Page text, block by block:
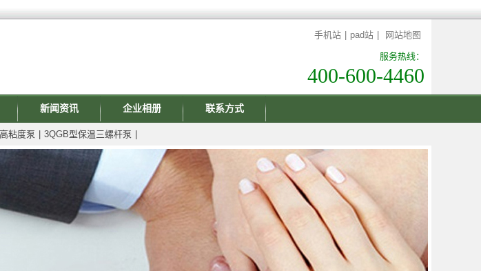
手机站 pad站 网站地图
服务热线：
400-600-4460
新闻资讯 企业相册 联系方式
粘度泵 3QGB型保温三螺杆泵